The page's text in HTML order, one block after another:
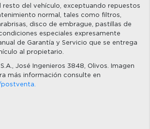
resto del vehículo, exceptuando repuestos
normal, tales como filtros,
disco de embrague, pastillas de
especiales expresamente
de Garantía y Servicio que se entrega
al propietario.
José Ingenieros 3848, Olivos. Imagen
más información consulte en